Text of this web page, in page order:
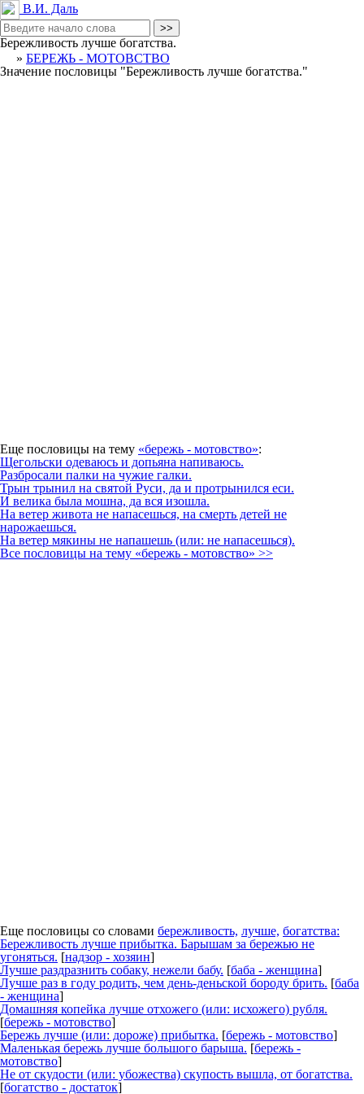
В.И. Даль
Бережливость лучше богатства.
» БЕРЕЖЬ - МОТОВСТВО
Значение пословицы "Бережливость лучше богатства."
Еще пословицы на тему «бережь - мотовство»:
Щегольски одеваюсь и допьяна напиваюсь.
Разбросали палки на чужие галки.
Трын трынил на святой Руси, да и протрынился еси.
И велика была мошна, да вся изошла.
На ветер живота не напасешься, на смерть детей не
нарожаешься.
На ветер мякины не напашешь (или: не напасешься).
Все пословицы на тему «бережь - мотовство» >>
Еще пословицы со словами бережливость, лучше, богатства:
Бережливость лучше прибытка. Барышам за бережью не
угоняться. [надзор - хозяин]
Лучше раздразнить собаку, нежели бабу. [баба - женщина]
Лучше раз в году родить, чем день-деньской бороду брить. [баба
- женщина]
Домашняя копейка лучше отхожего (или: исхожего) рубля.
[бережь - мотовство]
Бережь лучше (или: дороже) прибытка. [бережь - мотовство]
Маленькая бережь лучше большого барыша. [бережь -
мотовство]
Не от скудости (или: убожества) скупость вышла, от богатства.
[богатство - достаток]